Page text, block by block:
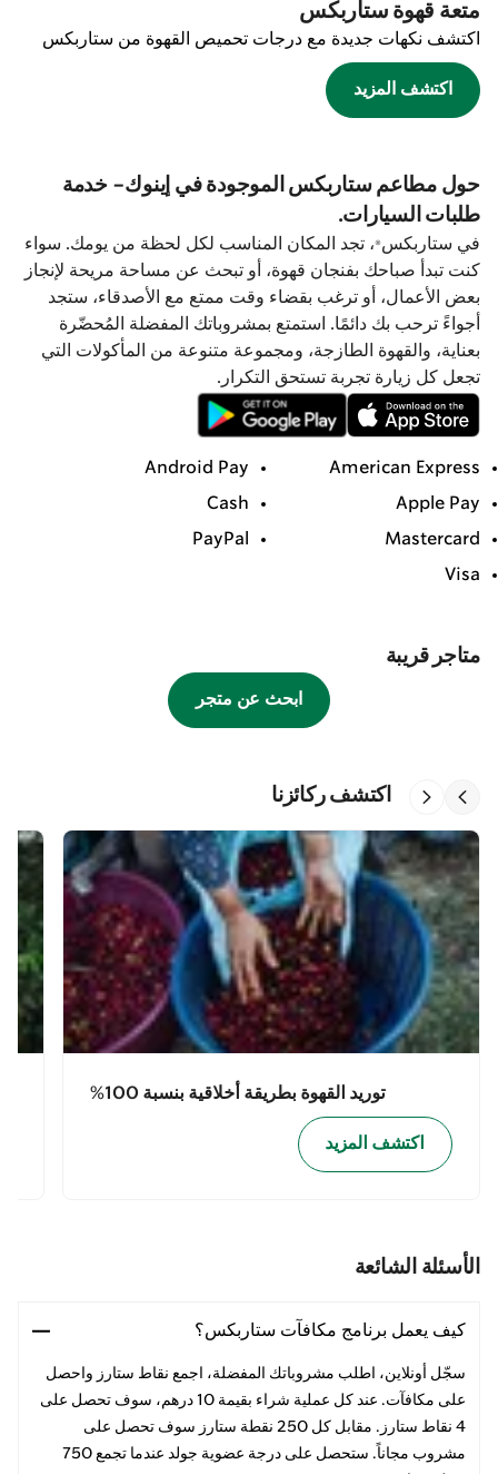
متعة قهوة ستاربكس
اكتشف نكهات جديدة مع درجات تحميص القهوة من ستاربكس
اكتشف المزيد
حول مطاعم ستاربكس الموجودة في إينوك- خدمة
طلبات السيارات.
في ستاربكس®، تجد المكان المناسب لكل لحظة من يومك. سواء
كنت تبدأ صباحك بفنجان قهوة، أو تبحث عن مساحة مريحة لإنجاز
بعض الأعمال، أو ترغب بقضاء وقت ممتع مع الأصدقاء، ستجد
أجواءً ترحب بك دائمًا. استمتع بمشروباتك المفضلة المُحضّرة
بعناية، والقهوة الطازجة، ومجموعة متنوعة من المأكولات التي
تجعل كل زيارة تجربة تستحق التكرار.
American Express
Android Pay
Apple Pay
Cash
Mastercard
PayPal
Visa
متاجر قريبة
ابحث عن متجر
اكتشف ركائزنا
توريد القهوة بطريقة أخلاقية بنسبة 100%
اكتشف المزيد
الأسئلة الشائعة
كيف يعمل برنامج مكافآت ستاربكس؟
سجّل أونلاين، اطلب مشروباتك المفضلة، اجمع نقاط ستارز واحصل
على مكافآت. عند كل عملية شراء بقيمة 10 درهم، سوف تحصل على
4 نقاط ستارز. مقابل كل 250 نقطة ستارز سوف تحصل على
مشروب مجاناً. ستحصل على درجة عضوية جولد عندما تجمع 750